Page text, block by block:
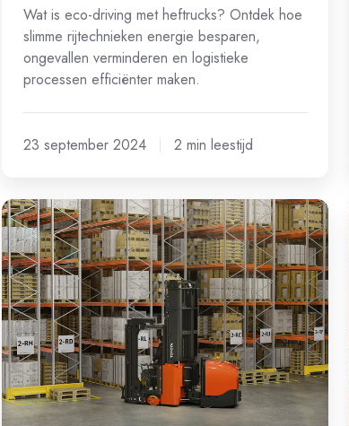
Wat is eco-driving met heftrucks? Ontdek hoe
slimme rijtechnieken energie besparen,
ongevallen verminderen en logistieke
processen efficiënter maken.
23 september 2024 2 min leestijd
Smallegangentrucks
helpen
om
uw
magazijnruimte
maximaal
te
benutten
zonder